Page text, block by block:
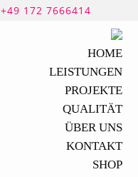
+49 172 7666414
HOME
LEISTUNGEN
PROJEKTE
QUALITÄT
ÜBER UNS
KONTAKT
SHOP